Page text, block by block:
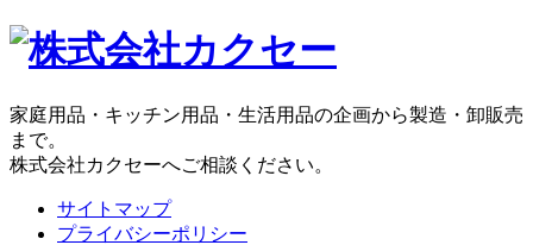
家庭用品・キッチン用品・生活用品の企画から製造・卸販売
まで。
株式会社カクセーへご相談ください。
サイトマップ
プライバシーポリシー